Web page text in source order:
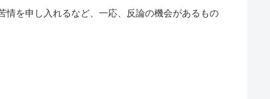
情を申し入れるなど、一応、反論の機会があるもの